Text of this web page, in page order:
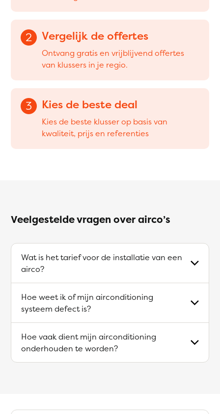
2 Vergelijk de offertes
Ontvang gratis en vrijblijvend offertes
van klussers in je regio.
3 Kies de beste deal
Kies de beste klusser op basis van
kwaliteit, prijs en referenties
Veelgestelde vragen over airco’s
Wat is het tarief voor de installatie van een
airco?
Hoe weet ik of mijn airconditioning
systeem defect is?
Hoe vaak dient mijn airconditioning
onderhouden te worden?